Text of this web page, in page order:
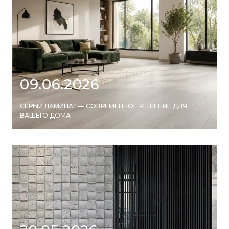
09.06.2026
СЕРЫЙ ЛАМИНАТ — СОВРЕМЕННОЕ РЕШЕНИЕ ДЛЯ
ВАШЕГО ДОМА